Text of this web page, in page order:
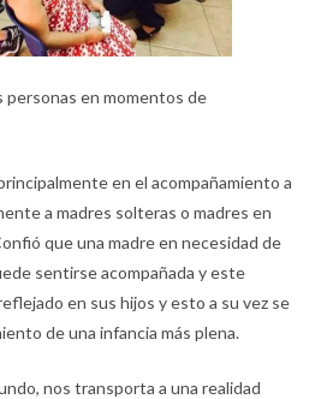
personas en momentos de
en el acompañamiento a
a madres solteras o madres en
que una madre en necesidad de
sentirse acompañada y este
en sus hijos y esto a su vez se
de una infancia más plena.
nos transporta a una realidad